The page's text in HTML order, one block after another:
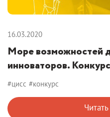
16.03.2020
Море возможностей
инноваторов.
#цисс #конкурс